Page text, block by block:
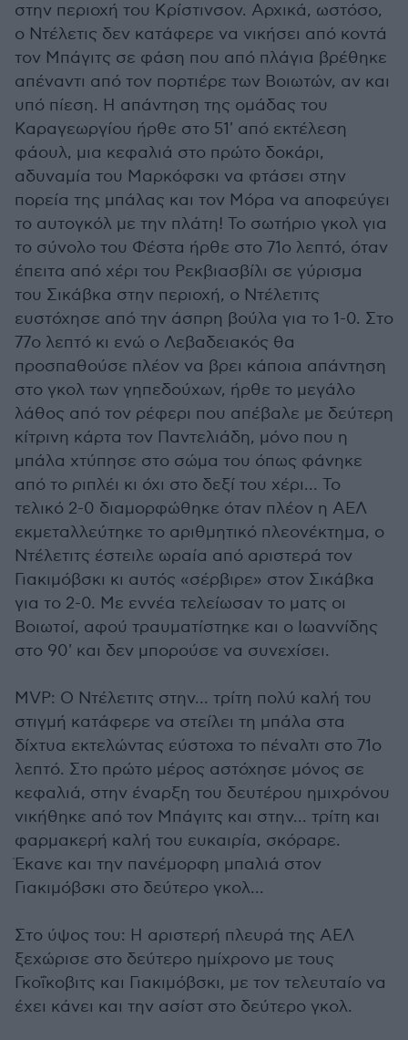
στην περιοχή του Κρίστινσον. Αρχικά, ωστόσο,
ο Ντέλετις δεν κατάφερε να νικήσει από κοντά
τον Μπάγιτς σε φάση που από πλάγια βρέθηκε
απέναντι από τον πορτιέρε των Βοιωτών, αν και
υπό πίεση. Η απάντηση της ομάδας του
Καραγεωργίου ήρθε στο 51' από εκτέλεση
φάουλ, μια κεφαλιά στο πρώτο δοκάρι,
αδυναμία του Μαρκόφσκι να φτάσει στην
πορεία της μπάλας και τον Μόρα να αποφεύγει
το αυτογκόλ με την πλάτη! Το σωτήριο γκολ για
το σύνολο του Φέστα ήρθε στο 71ο λεπτό, όταν
έπειτα από χέρι του Ρεκβιασβίλι σε γύρισμα
του Σικάβκα στην περιοχή, ο Ντέλετιτς
ευστόχησε από την άσπρη βούλα για το 1-0. Στο
77ο λεπτό κι ενώ ο Λεβαδειακός θα
προσπαθούσε πλέον να βρει κάποια απάντηση
στο γκολ των γηπεδούχων, ήρθε το μεγάλο
λάθος από τον ρέφερι που απέβαλε με δεύτερη
κίτρινη κάρτα τον Παντελιάδη, μόνο που η
μπάλα χτύπησε στο σώμα του όπως φάνηκε
από το ριπλέι κι όχι στο δεξί του χέρι... Το
τελικό 2-0 διαμορφώθηκε όταν πλέον η ΑΕΛ
εκμεταλλεύτηκε το αριθμητικό πλεονέκτημα, ο
Ντέλετιτς έστειλε ωραία από αριστερά τον
Γιακιμόβσκι κι αυτός «σέρβιρε» στον Σικάβκα
για το 2-0. Με εννέα τελείωσαν το ματς οι
Βοιωτοί, αφού τραυματίστηκε και ο Ιωαννίδης
στο 90' και δεν μπορούσε να συνεχίσει.
MVP: Ο Ντέλετιτς στην... τρίτη πολύ καλή του
στιγμή κατάφερε να στείλει τη μπάλα στα
δίχτυα εκτελώντας εύστοχα το πέναλτι στο 71ο
λεπτό. Στο πρώτο μέρος αστόχησε μόνος σε
κεφαλιά, στην έναρξη του δευτέρου ημιχρόνου
νικήθηκε από τον Μπάγιτς και στην... τρίτη και
φαρμακερή καλή του ευκαιρία, σκόραρε.
Έκανε και την πανέμορφη μπαλιά στον
Γιακιμόβσκι στο δεύτερο γκολ...
Στο ύψος του: Η αριστερή πλευρά της ΑΕΛ
ξεχώρισε στο δεύτερο ημίχρονο με τους
Γκοΐκοβιτς και Γιακιμόβσκι, με τον τελευταίο να
έχει κάνει και την ασίστ στο δεύτερο γκολ.